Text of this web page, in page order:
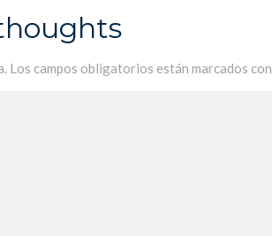
Los campos obligatorios están marcados con